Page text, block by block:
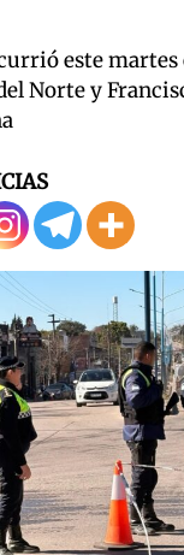
este martes
Norte y